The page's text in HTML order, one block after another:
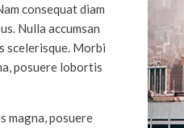
consequat diam
Nulla accumsan
scelerisque. Morbi
posuere lobortis
magna, posuere